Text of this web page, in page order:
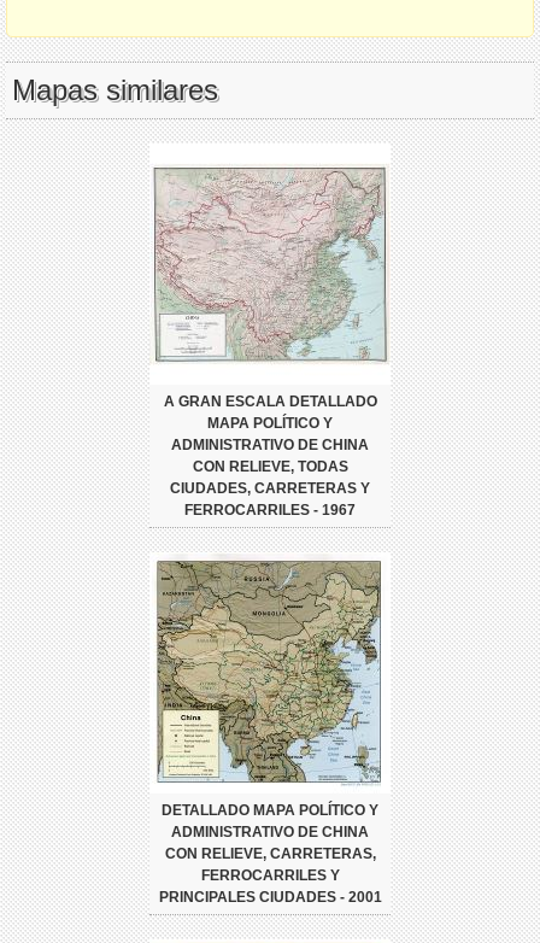
Mapas similares
A GRAN ESCALA DETALLADO
MAPA POLÍTICO Y
ADMINISTRATIVO DE CHINA
CON RELIEVE, TODAS
CIUDADES, CARRETERAS Y
FERROCARRILES - 1967
DETALLADO MAPA POLÍTICO Y
ADMINISTRATIVO DE CHINA
CON RELIEVE, CARRETERAS,
FERROCARRILES Y
PRINCIPALES CIUDADES - 2001